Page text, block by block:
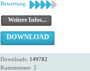
Bewertung:
Weitere Infos...
DOWNLOAD
Downloads: 149782
Kommentare: 2